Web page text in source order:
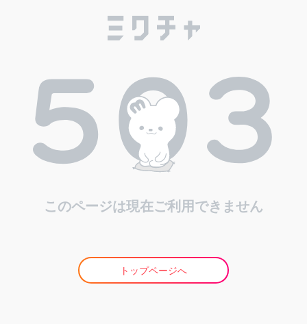
このページは現在ご利用できません